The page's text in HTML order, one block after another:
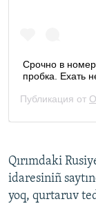
Qırımdaki
idaresiniñ
yoq, qurtaruv